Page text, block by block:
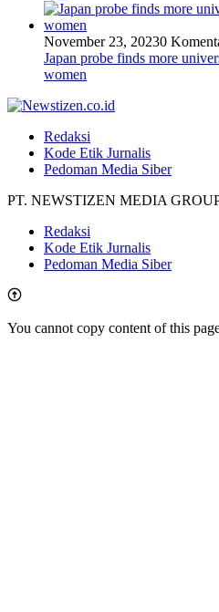
November 23, 20230
Japan probe finds more
women
Redaksi
Kode Etik Jurnalis
Pedoman Media Siber
PT. NEWSTIZEN MEDIA
Redaksi
Kode Etik Jurnalis
Pedoman Media Siber
You cannot copy content of this